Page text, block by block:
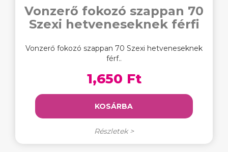
Vonzerő fokozó szappan 70
Szexi hetveneseknek férfi
Vonzerő fokozó szappan 70 Szexi hetveneseknek
férf..
1,650 Ft
KOSÁRBA
Részletek >